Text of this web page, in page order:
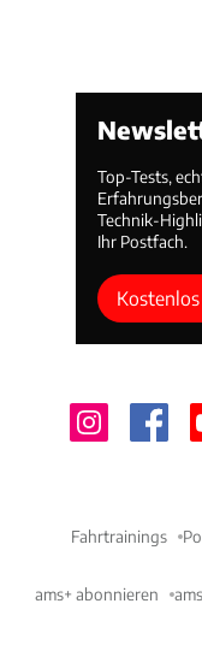
Top-Tests,
Technik-
Ihr Postfach.
Fahrtrainings
ams+ abonnieren